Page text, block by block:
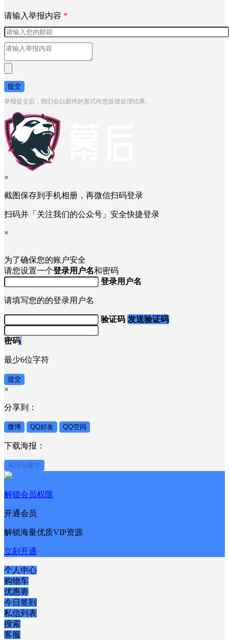
请输入举报内容 *
提交
举报提交后，我们会以邮件的形式向您反馈处理结果。
×
截图保存到手机相册，再微信扫码登录
扫码并「关注我们的公众号」安全快捷登录
×
为了确保您的账户安全
请您设置一个登录用户名和密码
登录用户名
请填写您的的登录用户名
验证码 发送验证码
密码
最少6位字符
提交
×
分享到：
微博 QQ好友 QQ空间
下载海报：
海报创建中
解锁会员权限
开通会员
解锁海量优质VIP资源
立刻开通
个人中心
购物车
优惠劵
今日签到
私信列表
搜索
客服